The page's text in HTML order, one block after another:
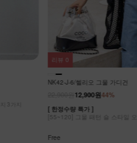
업
NK32-J-29/이페리 숏자켓
러프한 매력과 부드러운 텍스쳐
Free
리뷰 5